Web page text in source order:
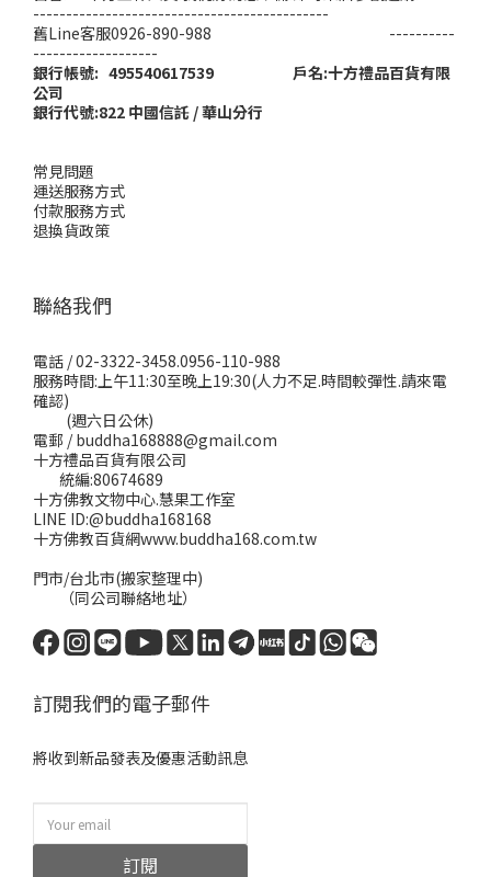
---------------------------------------------
舊Line客服0926-890-988 ----------
-------------------
銀行帳號: 495540617539 戶名:十方禮品百貨有限
公司
銀行代號:822 中國信託 / 華山分行
常見問題
運送服務方式
付款服務方式
退換貨政策
聯絡我們
電話 / 02-3322-3458.0956-110-988
服務時間:上午11:30至晚上19:30(人力不足.時間較彈性.請來電
確認)
(週六日公休)
電郵 / buddha168888@gmail.com
十方禮品百貨有限公司
統編:80674689
十方佛教文物中心.慧果工作室
LINE ID:@buddha168168
十方佛教百貨網www.buddha168.com.tw
門市/台北市(搬家整理中)
（同公司聯絡地址）
訂閱我們的電子郵件
將收到新品發表及優惠活動訊息
訂閱